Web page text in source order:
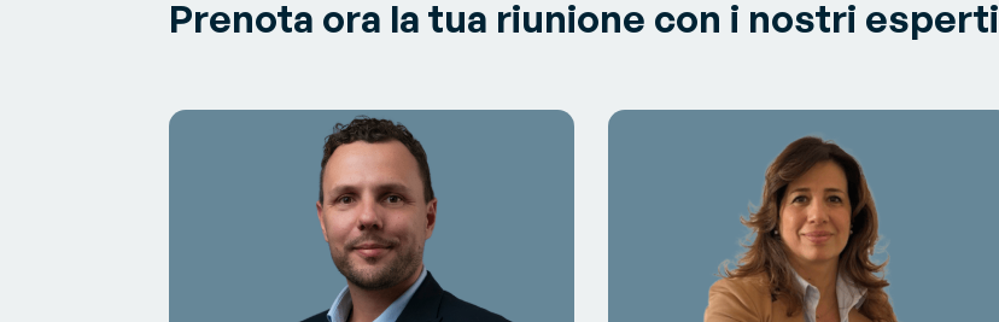
Prenota ora la tua riunione con i nostri esperti